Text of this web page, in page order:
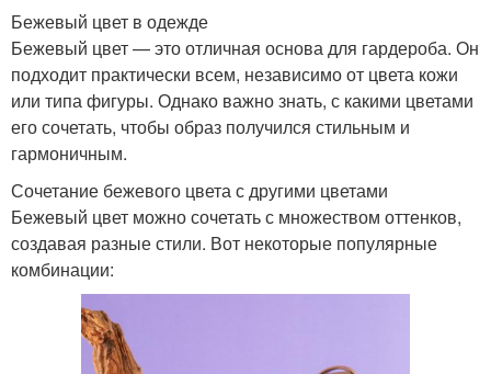
Бежевый цвет в одежде
Бежевый цвет — это отличная основа для гардероба. Он
подходит практически всем, независимо от цвета кожи
или типа фигуры. Однако важно знать, с какими цветами
его сочетать, чтобы образ получился стильным и
гармоничным.
Сочетание бежевого цвета с другими цветами
Бежевый цвет можно сочетать с множеством оттенков,
создавая разные стили. Вот некоторые популярные
комбинации: